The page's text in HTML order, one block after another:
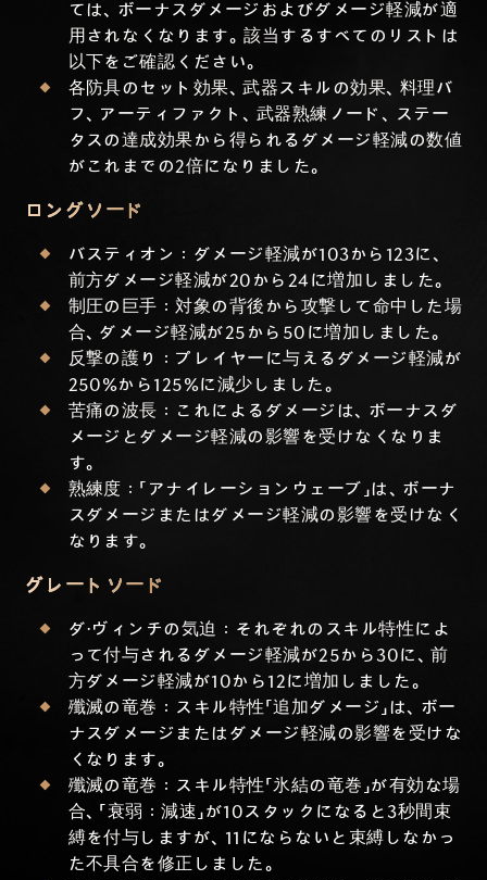
ては、ボーナスダメージおよびダメージ軽減が適
用されなくなります。該当するすべてのリストは
以下をご確認ください。
各防具のセット効果、武器スキルの効果、料理バ
フ、アーティファクト、武器熟練ノード、ステー
タスの達成効果から得られるダメージ軽減の数値
がこれまでの2倍になりました。
ロングソード
バスティオン：ダメージ軽減が103から123に、
前方ダメージ軽減が20から24に増加しました。
制圧の巨手：対象の背後から攻撃して命中した場
合、ダメージ軽減が25から50に増加しました。
反撃の護り：プレイヤーに与えるダメージ軽減が
250%から125%に減少しました。
苦痛の波長：これによるダメージは、ボーナスダ
メージとダメージ軽減の影響を受けなくなりま
す。
熟練度：「アナイレーションウェーブ」は、ボーナ
スダメージまたはダメージ軽減の影響を受けなく
なります。
グレートソード
ダ・ヴィンチの気迫：それぞれのスキル特性によ
って付与されるダメージ軽減が25から30に、前
方ダメージ軽減が10から12に増加しました。
殲滅の竜巻：スキル特性「追加ダメージ」は、ボー
ナスダメージまたはダメージ軽減の影響を受けな
くなります。
殲滅の竜巻：スキル特性「氷結の竜巻」が有効な場
合、「衰弱：減速」が10スタックになると3秒間束
縛を付与しますが、11にならないと束縛しなかっ
た不具合を修正しました。